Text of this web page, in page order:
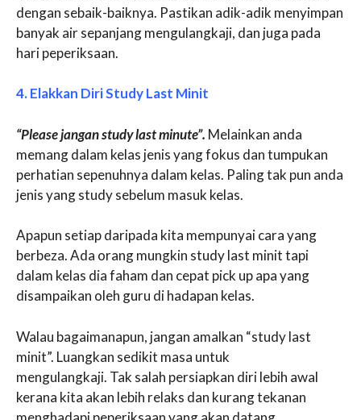
dengan sebaik-baiknya. Pastikan adik-adik menyimpan
banyak air sepanjang mengulangkaji, dan juga pada
hari peperiksaan.
4. Elakkan Diri Study Last Minit
“Please jangan study last minute”. Melainkan anda
memang dalam kelas jenis yang fokus dan tumpukan
perhatian sepenuhnya dalam kelas. Paling tak pun anda
jenis yang study sebelum masuk kelas.
Apapun setiap daripada kita mempunyai cara yang
berbeza. Ada orang mungkin study last minit tapi
dalam kelas dia faham dan cepat pick up apa yang
disampaikan oleh guru di hadapan kelas.
Walau bagaimanapun, jangan amalkan “study last
minit”. Luangkan sedikit masa untuk
mengulangkaji. Tak salah persiapkan diri lebih awal
kerana kita akan lebih relaks dan kurang tekanan